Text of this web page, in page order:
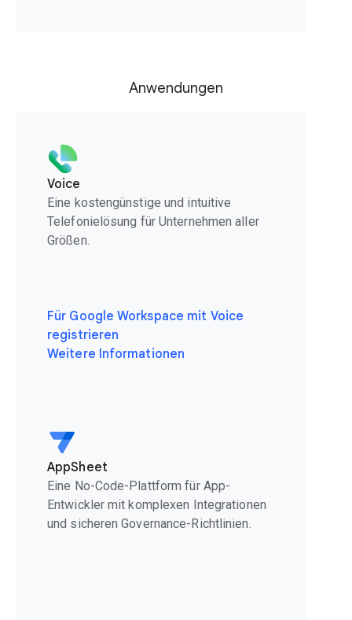
Anwendungen
Voice
Eine kostengünstige und intuitive
Telefonielösung für Unternehmen aller
Größen.
Für Google Workspace mit Voice
registrieren
Weitere Informationen
AppSheet
Eine No-Code-Plattform für App-
Entwickler mit komplexen Integrationen
und sicheren Governance-Richtlinien.